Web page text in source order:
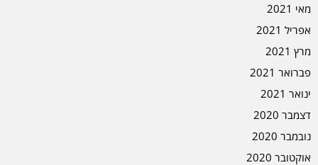
מאי 2021
אפריל 2021
מרץ 2021
פברואר 2021
ינואר 2021
דצמבר 2020
נובמבר 2020
אוקטובר 2020